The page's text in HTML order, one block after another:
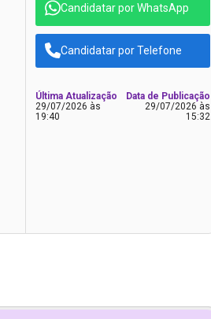
Candidatar por WhatsApp
Candidatar por Telefone
Última Atualização
29/07/2026 às
19:40
Data de Publicação
29/07/2026 às
15:32